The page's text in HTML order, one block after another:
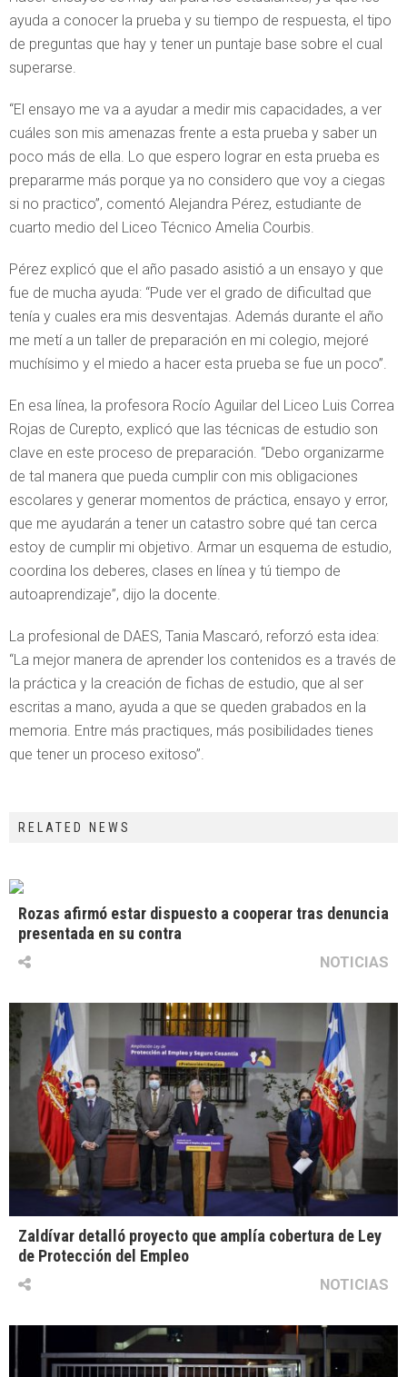
ayuda a conocer la prueba y su tiempo de respuesta, el tipo
de preguntas que hay y tener un puntaje base sobre el cual
superarse.
“El ensayo me va a ayudar a medir mis capacidades, a ver
cuáles son mis amenazas frente a esta prueba y saber un
poco más de ella. Lo que espero lograr en esta prueba es
prepararme más porque ya no considero que voy a ciegas
si no practico”, comentó Alejandra Pérez, estudiante de
cuarto medio del Liceo Técnico Amelia Courbis.
Pérez explicó que el año pasado asistió a un ensayo y que
fue de mucha ayuda: “Pude ver el grado de dificultad que
tenía y cuales era mis desventajas. Además durante el año
me metí a un taller de preparación en mi colegio, mejoré
muchísimo y el miedo a hacer esta prueba se fue un poco”.
En esa línea, la profesora Rocío Aguilar del Liceo Luis Correa
Rojas de Curepto, explicó que las técnicas de estudio son
clave en este proceso de preparación. “Debo organizarme
de tal manera que pueda cumplir con mis obligaciones
escolares y generar momentos de práctica, ensayo y error,
que me ayudarán a tener un catastro sobre qué tan cerca
estoy de cumplir mi objetivo. Armar un esquema de estudio,
coordina los deberes, clases en línea y tú tiempo de
autoaprendizaje”, dijo la docente.
La profesional de DAES, Tania Mascaró, reforzó esta idea:
“La mejor manera de aprender los contenidos es a través de
la práctica y la creación de fichas de estudio, que al ser
escritas a mano, ayuda a que se queden grabados en la
memoria. Entre más practiques, más posibilidades tienes
que tener un proceso exitoso”.
RELATED NEWS
Rozas afirmó estar dispuesto a cooperar tras denuncia
presentada en su contra
NOTICIAS
Zaldívar detalló proyecto que amplía cobertura de Ley
de Protección del Empleo
NOTICIAS